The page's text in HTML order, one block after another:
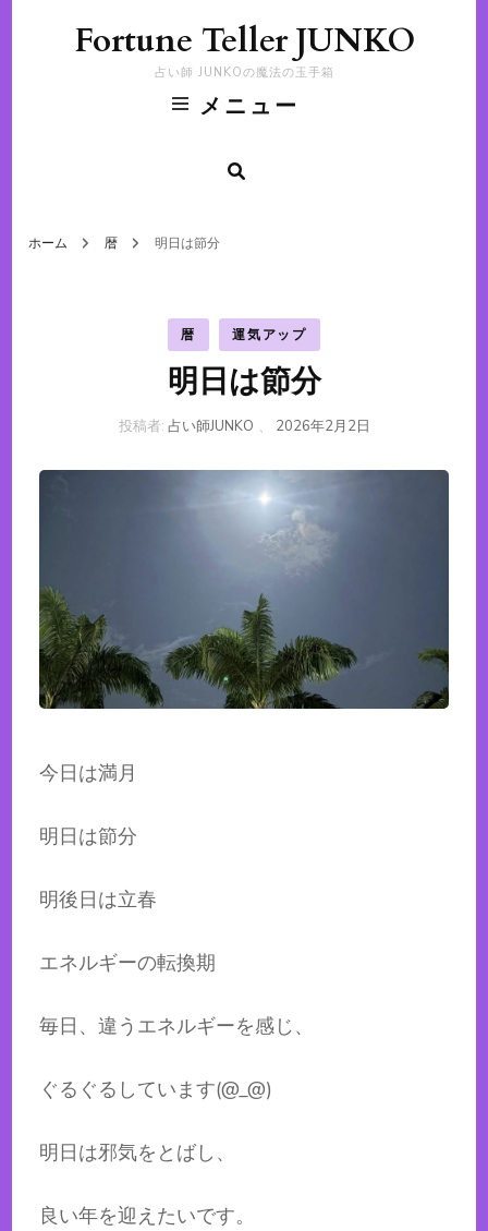
Fortune Teller JUNKO
占い師 JUNKOの魔法の玉手箱
メニュー
ホーム 暦 明日は節分
暦 運気アップ
明日は節分
投稿者: 占い師JUNKO 、 2026年2月2日
今日は満月
明日は節分
明後日は立春
エネルギーの転換期
毎日、違うエネルギーを感じ、
ぐるぐるしています(@_@)
明日は邪気をとばし、
良い年を迎えたいです。